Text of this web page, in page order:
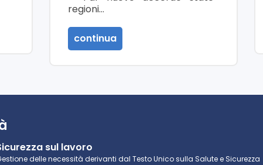
regioni…
continua
sul lavoro
delle necessità derivanti dal Testo Unico sulla Salute e Sicurezza